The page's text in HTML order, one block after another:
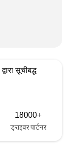
द्वारा सूचीबद्ध
18000+
ड्राइवर पार्टनर